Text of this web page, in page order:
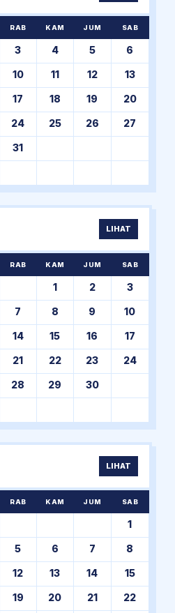
RAB KAM JUM SAB
3 4 5 6
10 11 12 13
17 18 19 20
24 25 26 27
31
LIHAT
RAB KAM JUM SAB
1 2 3
7 8 9 10
14 15 16 17
21 22 23 24
28 29 30
LIHAT
RAB KAM JUM SAB
1
5 6 7 8
12 13 14 15
19 20 21 22